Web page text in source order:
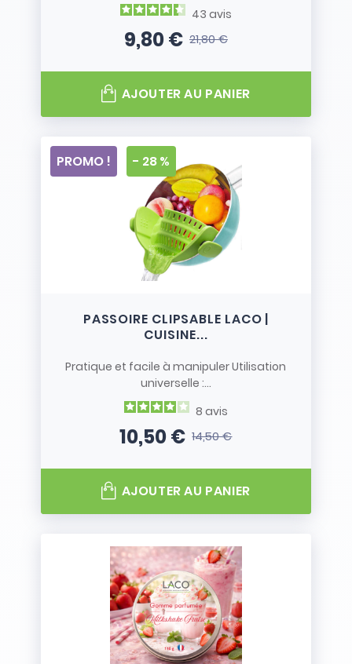
43 avis
Prix
9,80 €Prix de base
21,80 €
AJOUTER AU PANIER
PASSOIRE CLIPSABLE LACO |
CUISINE...
Pratique et facile à manipuler Utilisation
universelle :...
8 avis
Prix
10,50 €Prix de base
14,50 €
PROMO ! - 28 %
AJOUTER AU PANIER